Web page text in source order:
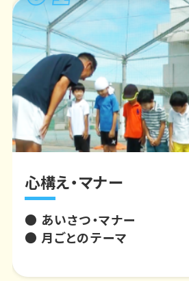
心構え・マナー
● あいさつ・マナー
● 月ごとのテーマ